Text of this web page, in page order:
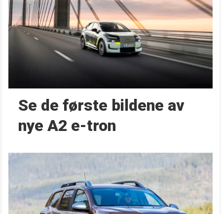
Se de første bildene av
nye A2 e-tron